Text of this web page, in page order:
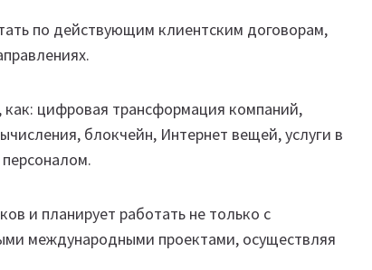
по действующим клиентским договорам,
как: цифровая трансформация компаний,
блокчейн, Интернет вещей, услуги в
и планирует работать не только с
международными проектами, осуществляя